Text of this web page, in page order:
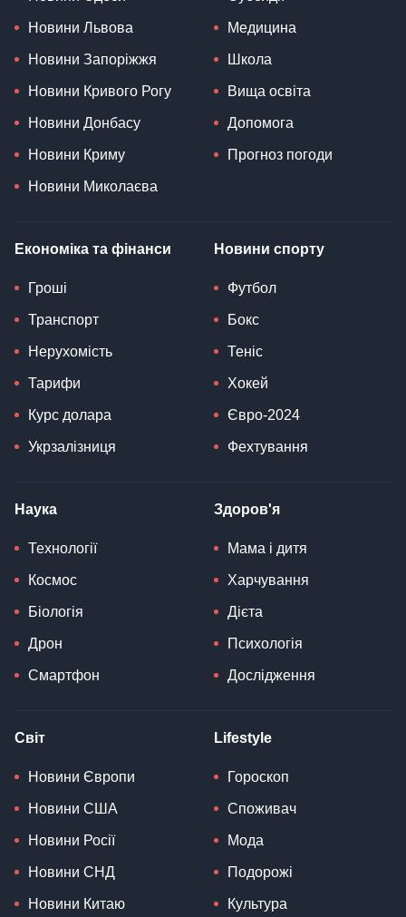
Новини Львова
Новини Запоріжжя
Новини Кривого Рогу
Новини Донбасу
Новини Криму
Новини Миколаєва
Медицина
Школа
Вища освіта
Допомога
Прогноз погоди
Економіка та фінанси
Гроші
Транспорт
Нерухомість
Тарифи
Курс долара
Укрзалізниця
Новини спорту
Футбол
Бокс
Теніс
Хокей
Євро-2024
Фехтування
Наука
Технології
Космос
Біологія
Дрон
Смартфон
Здоров'я
Мама і дитя
Харчування
Дієта
Психологія
Дослідження
Світ
Новини Європи
Новини США
Новини Росії
Новини СНД
Новини Китаю
Lifestyle
Гороскоп
Споживач
Мода
Подорожі
Культура